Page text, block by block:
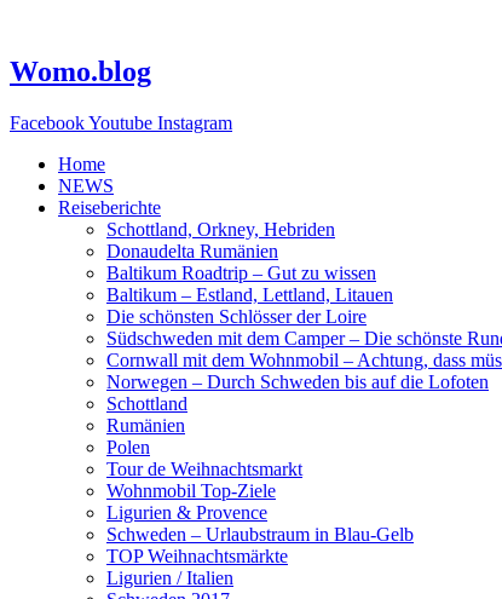
springen
Womo.blog
FacebookYoutube Instagram
Home
NEWS
Reiseberichte
Schottland, Orkney, Hebriden
Donaudelta Rumänien
Baltikum Roadtrip – Gut zu wissen
Baltikum – Estland, Lettland, Litauen
Die schönsten Schlösser der Loire
Südschweden mit dem Camper – Die schönste
Cornwall mit dem Wohnmobil – Achtung, dass
Norwegen – Durch Schweden bis auf die Lofoten
Schottland
Rumänien
Polen
Tour de Weihnachtsmarkt
Wohnmobil Top-Ziele
Ligurien & Provence
Schweden – Urlaubstraum in Blau-Gelb
TOP Weihnachtsmärkte
Ligurien / Italien